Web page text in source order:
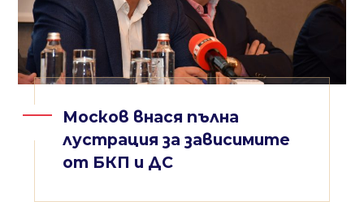
Москов внася пълна
лустрация за зависимите
от БКП и ДС